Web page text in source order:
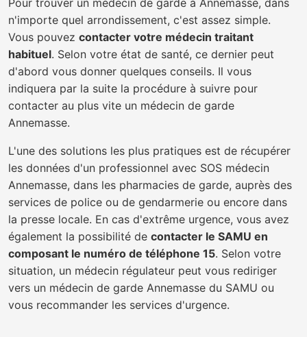
Pour trouver un médecin de garde à Annemasse, dans
n'importe quel arrondissement, c'est assez simple.
Vous pouvez contacter votre médecin traitant
habituel. Selon votre état de santé, ce dernier peut
d'abord vous donner quelques conseils. Il vous
indiquera par la suite la procédure à suivre pour
contacter au plus vite un médecin de garde
Annemasse.
L'une des solutions les plus pratiques est de récupérer
les données d'un professionnel avec SOS médecin
Annemasse, dans les pharmacies de garde, auprès des
services de police ou de gendarmerie ou encore dans
la presse locale. En cas d'extrême urgence, vous avez
également la possibilité de contacter le SAMU en
composant le numéro de téléphone 15. Selon votre
situation, un médecin régulateur peut vous rediriger
vers un médecin de garde Annemasse du SAMU ou
vous recommander les services d'urgence.